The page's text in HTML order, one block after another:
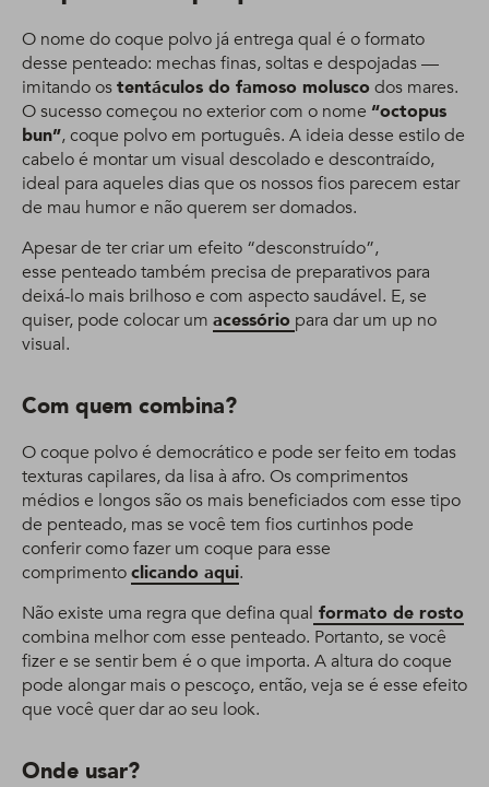
O nome do coque polvo já entrega qual é o formato
desse penteado: mechas finas, soltas e despojadas —
imitando ostentáculos do famoso molusco dos mares.
O sucesso começou no exterior com o nome “octopus
bun”, coque polvo em português. A ideia desse estilo de
cabelo é montar um visual descolado e descontraído,
ideal para aqueles dias que os nossos fios parecem estar
de mau humor e não querem ser domados.
Apesar de ter criar um efeito “desconstruído”,
esse penteado também precisa de preparativos para
deixá-lo mais brilhoso e com aspecto saudável. E, se
quiser, pode colocar um acessório para dar um up no
visual.
Com quem combina?
O coque polvo é democrático e pode ser feito em todas
texturas capilares, da lisa à afro. Os comprimentos
médios e longos são os mais beneficiados com esse tipo
de penteado, mas se você tem fios curtinhos pode
conferir como fazer um coque para esse
comprimentoclicando aqui.
Não existe uma regra que defina qual formato de rosto
combina melhor com esse penteado. Portanto, se você
fizer e se sentir bem é o que importa. A altura do coque
pode alongar mais o pescoço, então, veja se é esse efeito
que você quer dar ao seu look.
Onde usar?